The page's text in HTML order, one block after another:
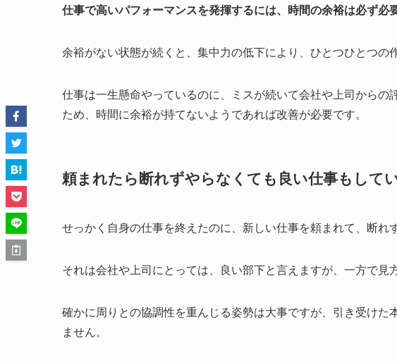
仕事で高いパフォーマンスを発揮するには、時間の余裕は必ず必
余裕がない状態が続くと、集中力の低下により、ひとつひとつの
仕事は一生懸命やっているのに、ミスが続いて会社や上司からの
ため、時間に余裕が持てないようであれば改善が必要です。
頼まれたら断れずやらなくても良い仕事もして
せっかく自身の仕事を終えたのに、新しい仕事を頼まれて、断れ
それは会社や上司にとっては、良い部下と言えますが、一方で見
確かに周りとの協調性を重んじる姿勢は大事ですが、引き受けた
ません。